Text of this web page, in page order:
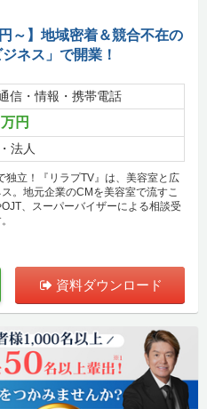
～】地域密着＆競合不在の
ネス」で開業！
信・情報・携帯電話
円
法人
独立！『リラプTV』は、美容室と広
。地元企業のCMを美容室で流すこ
、スーパーバイザーによる相談受
資料ダウンロード